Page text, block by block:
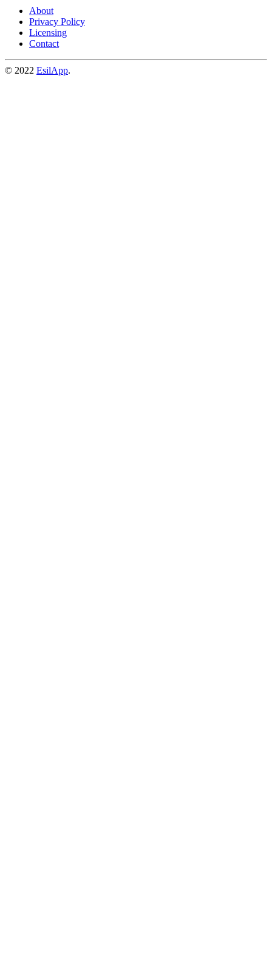
About
Privacy Policy
Licensing
Contact
© 2022 EsilApp.